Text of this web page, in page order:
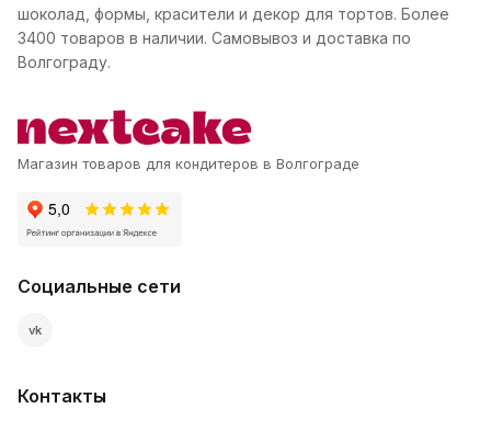
шоколад, формы, красители и декор для тортов. Более
3400 товаров в наличии. Самовывоз и доставка по
Волгограду.
Магазин товаров для кондитеров в Волгограде
Социальные сети
vk
Контакты